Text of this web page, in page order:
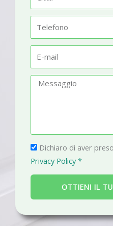
t
à
l
fm
a
g
g
i
P
r
i
a
c
Dichiaro di aver
Privacy Policy *
OTTIENI IL